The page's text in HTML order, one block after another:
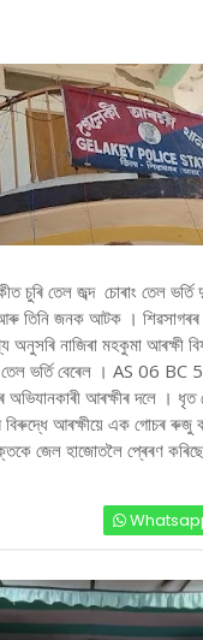
চুৰি তেল জব্দ চোৰাং তেল
তিনি জনক আটক । শিৱসাগৰৰ
নাজিৰা মহকুমা আৰক্ষী
ভৰ্তি বেৰেল । AS 06 BC
আৰক্ষীৰ দলে ।
আৰক্ষীয়ে এক গোচৰ ৰুজু
জেল হাজোতলৈ প্ৰেৰণ